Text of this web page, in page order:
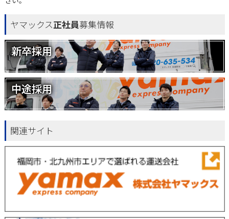
ヤマックス正社員募集情報
新卒採用
中途採用
関連サイト